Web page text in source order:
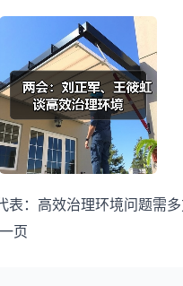
表：高效治理环境问题需
页